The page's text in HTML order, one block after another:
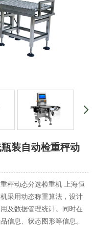
装自动检重秤动
秤动态分选检重机 上海恒
采用动态称重算法，设计
及数据管理统计。同时在
信息、状态图形等信息。